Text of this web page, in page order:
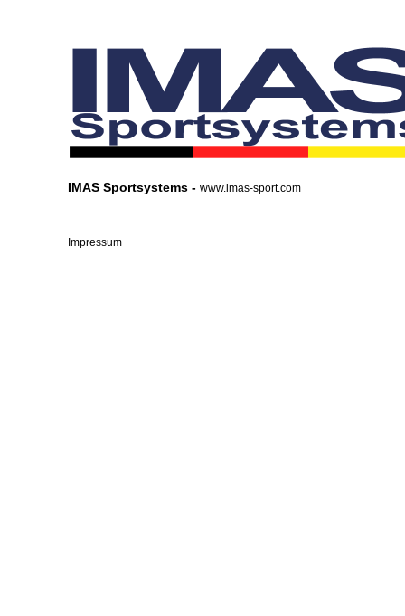
IMAS Sportsystems - www.imas-sport.com
Impressum